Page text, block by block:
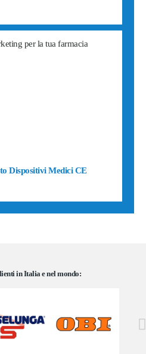
Dispositivi Medici CE
in Italia e nel mondo: